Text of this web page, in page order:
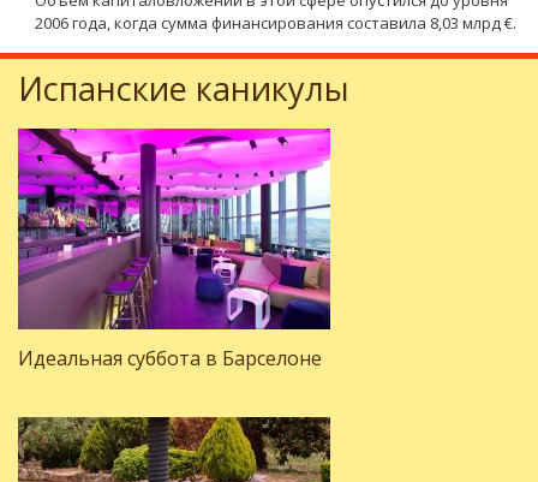
2006 года, когда сумма финансирования составила 8,03 млрд €.
Испанские каникулы
Идеальная суббота в Барселоне